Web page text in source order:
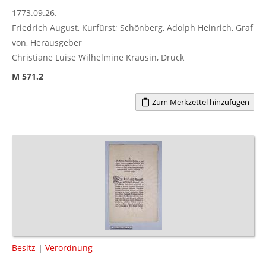
1773.09.26.
Friedrich August, Kurfürst; Schönberg, Adolph Heinrich, Graf
von, Herausgeber
Christiane Luise Wilhelmine Krausin, Druck
M 571.2
Zum Merkzettel hinzufügen
Besitz | Verordnung